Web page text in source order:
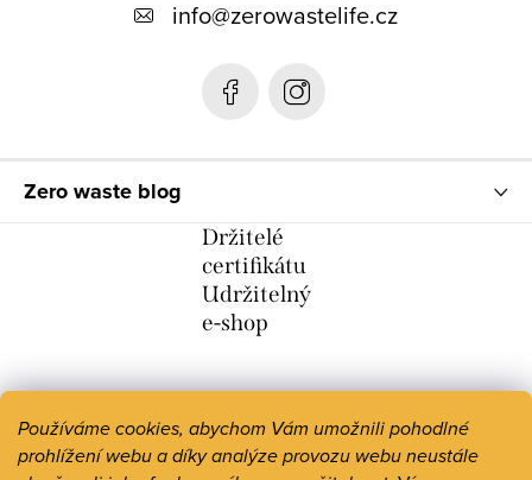
Používáme cookies, abychom Vám umožnili pohodlné
prohlížení webu a díky analýze provozu webu neustále
info@zerowastelife.cz
Zero waste blog
Držitelé
certifikátu
Udržitelný
e-shop